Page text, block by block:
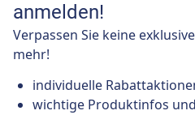
anmelden!
Verpassen Sie keine
mehr!
individuelle
wichtige Produktinfos